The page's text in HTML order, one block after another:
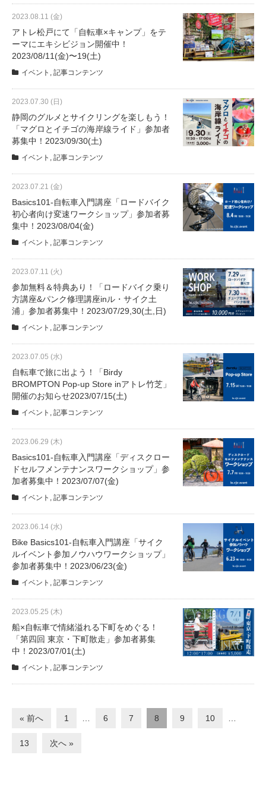
2023.08.11 (金)
アトレ松戸にて「自転車×キャンプ」をテ
ーマにエキシビジョン開催中！
2023/08/11(金)〜19(土)
イベント 記事コンテンツ
2023.07.30 (日)
静岡のグルメとサイクリングを楽しもう！
「マグロとイチゴの海岸線ライド」参加者
募集中！2023/09/30(土)
イベント 記事コンテンツ
2023.07.21 (金)
Basics101-自転車入門講座「ロードバイク
初心者向け変速ワークショップ」参加者募
集中！2023/08/04(金)
イベント 記事コンテンツ
2023.07.11 (火)
参加無料＆特典あり！「ロードバイク乗り
方講座&パンク修理講座inル・サイク土
浦」参加者募集中！2023/07/29,30(土,日)
イベント 記事コンテンツ
2023.07.05 (水)
自転車で旅に出よう！「Birdy
BROMPTON Pop-up Store inアトレ竹芝」
開催のお知らせ2023/07/15(土)
イベント 記事コンテンツ
2023.06.29 (木)
Basics101-自転車入門講座「ディスクロー
ドセルフメンテナンスワークショップ」参
加者募集中！2023/07/07(金)
イベント 記事コンテンツ
2023.06.14 (水)
Bike Basics101-自転車入門講座「サイク
ルイベント参加ノウハウワークショップ」
参加者募集中！2023/06/23(金)
イベント 記事コンテンツ
2023.05.25 (木)
船×自転車で情緒溢れる下町をめぐる！
「第四回 東京・下町散走」参加者募集
中！2023/07/01(土)
イベント 記事コンテンツ
« 前へ 1 6 7 8 9 10
13 次へ »